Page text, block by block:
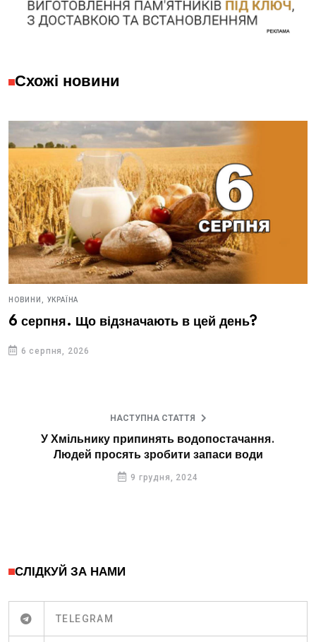
Схожі новини
НОВИНИ, УКРАЇНА
6 серпня. Що відзначають в цей день?
6 серпня, 2026
НАСТУПНА СТАТТЯ
У Хмільнику припинять водопостачання.
Людей просять зробити запаси води
9 грудня, 2024
СЛІДКУЙ ЗА НАМИ
TELEGRAM